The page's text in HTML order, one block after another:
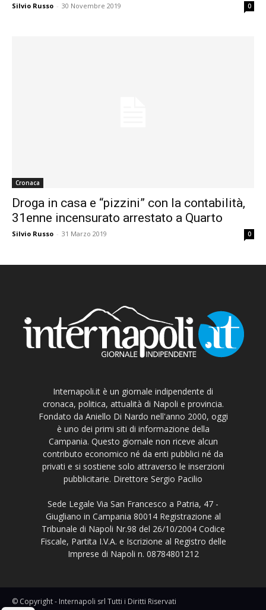
Silvio Russo - 30 Novembre 2019 0
Cronaca
Droga in casa e “pizzini” con la contabilità,
31enne incensurato arrestato a Quarto
Silvio Russo - 31 Marzo 2019 0
Internapoli.it è un giornale indipendente di
cronaca, politica, attualità di Napoli e provincia.
Fondato da Aniello Di Nardo nell'anno 2000, oggi
è uno dei primi siti di informazione della
Campania. Questo giornale non riceve alcun
contributo economico né da enti pubblici né da
privati e si sostiene solo attraverso le inserzioni
pubblicitarie. Direttore Sergio Pacilio
Sede Legale Via San Francesco a Patria, 47 -
Giugliano in Campania 80014 Registrazione al
Tribunale di Napoli Nr.98 del 26/10/2004 Codice
Fiscale, Partita I.V.A. e Iscrizione al Registro delle
Imprese di Napoli n. 08784801212
© Copyright - Internapoli srl Tutti i Diritti Riservati